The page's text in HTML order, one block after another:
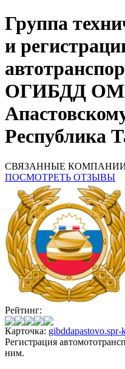
Группа
и
ОГИБДД
Республика
СВЯЗАННЫЕ
ПОСМОТРЕТЬ ОТЗЫВЫ
Рейтинг:
Карточка: gibddapastovo.spr-
Регистрация
ним.